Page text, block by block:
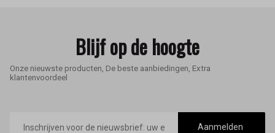
Blijf op de hoogte
Onze nieuwste producten, De beste aanbiedingen, Extra
klantenvoordeel
mailadres
Aanmelden